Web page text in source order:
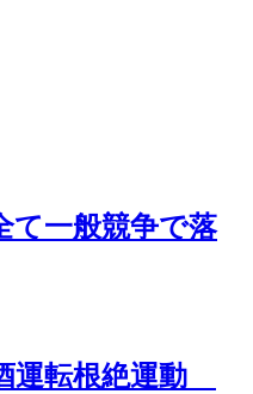
て一般競争で落
運転根絶運動